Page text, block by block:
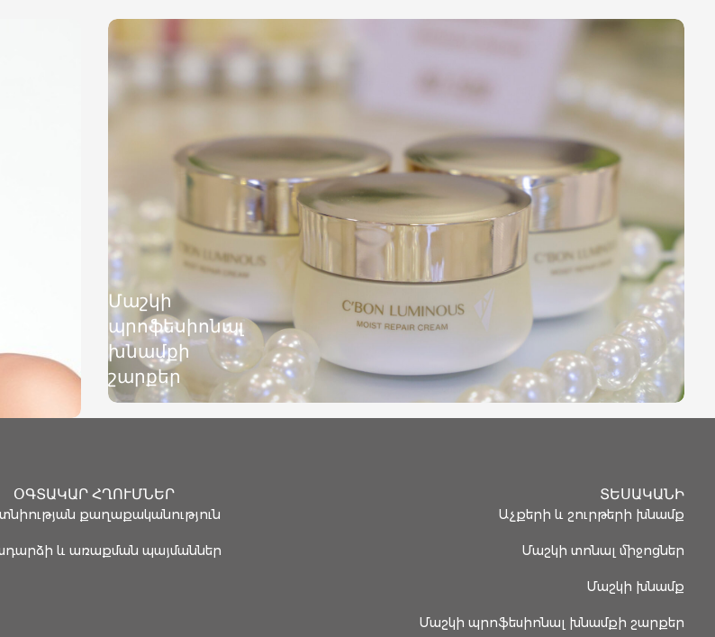
Մաշկի
պրոֆեսիոնալ
խնամքի
շարքեր
ՕԳՏԱԿԱՐ ՀՂՈՒՄՆԵՐ
քաղաքականություն
և առաքման պայմաններ
ՏԵՍԱԿԱՆԻ
Աչքերի և շուրթերի խնամք
Մաշկի տոնալ միջոցներ
Մաշկի խնամք
Մաշկի պրոֆեսիոնալ խնամքի շարքեր